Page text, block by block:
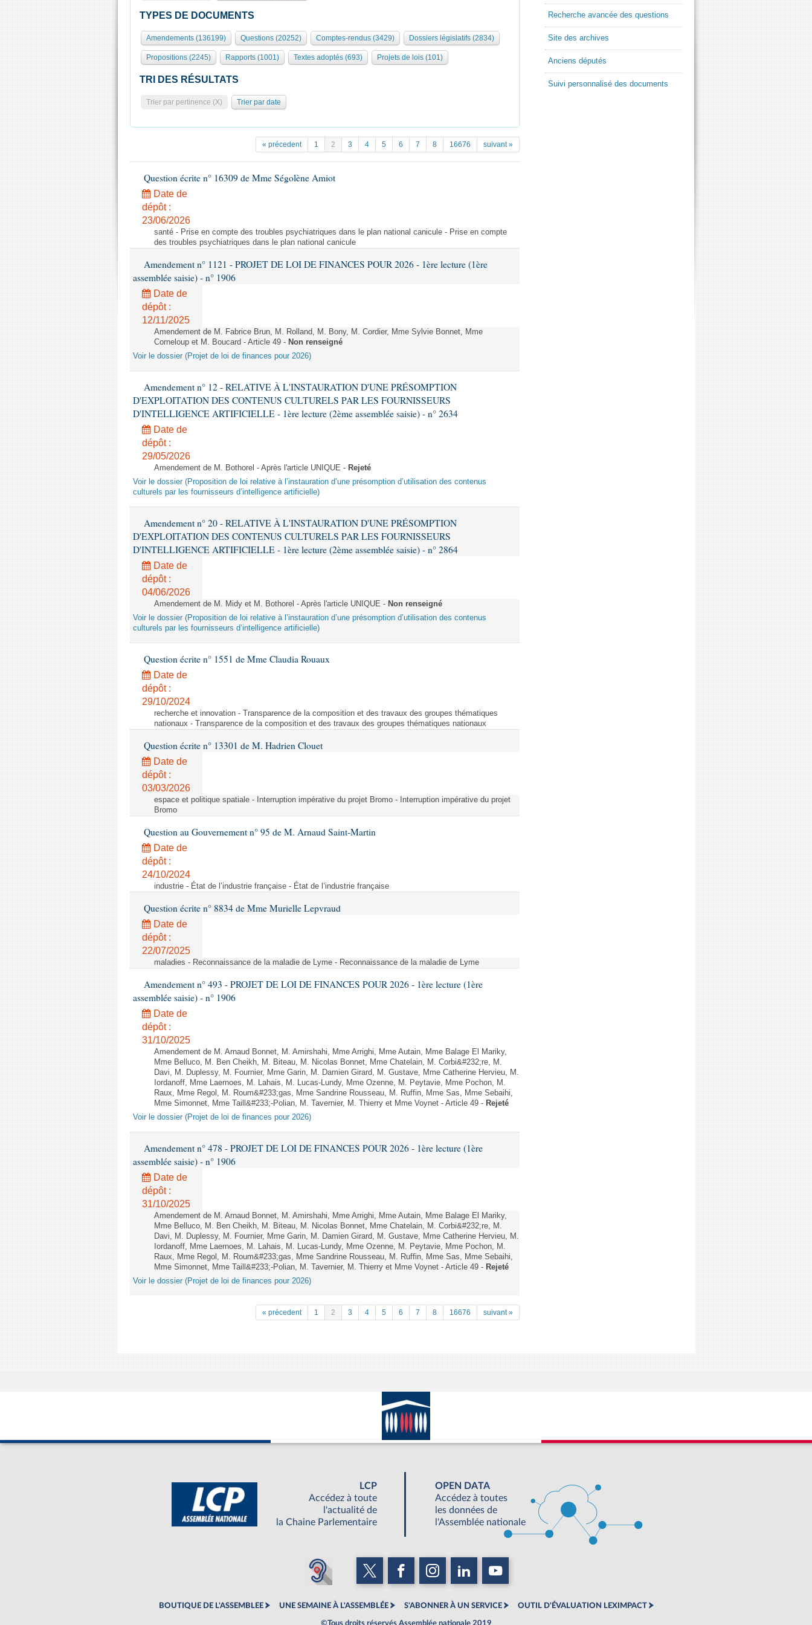
TYPES DE DOCUMENTS
Amendements (136199) Questions (20252) Comptes-rendus (3429) Dossiers législatifs (2834)
Propositions (2245) Rapports (1001) Textes adoptés (693) Projets de lois (101)
TRI DES RÉSULTATS
Trier par pertinence (X) Trier par date
« précedent 1 2 3 4 5 6 7 8 16676 suivant »
Question écrite n° 16309 de Mme Ségolène Amiot
Date de
dépôt :
23/06/2026
santé - Prise en compte des troubles psychiatriques dans le plan national canicule - Prise en compte
des troubles psychiatriques dans le plan national canicule
Amendement n° 1121 - PROJET DE LOI DE FINANCES POUR 2026 - 1ère lecture (1ère
assemblée saisie) - n° 1906
Date de
dépôt :
12/11/2025
Amendement de M. Fabrice Brun, M. Rolland, M. Bony, M. Cordier, Mme Sylvie Bonnet, Mme
Corneloup et M. Boucard - Article 49 - Non renseigné
Voir le dossier (Projet de loi de finances pour 2026)
Amendement n° 12 - RELATIVE À L'INSTAURATION D'UNE PRÉSOMPTION
D'EXPLOITATION DES CONTENUS CULTURELS PAR LES FOURNISSEURS
D'INTELLIGENCE ARTIFICIELLE - 1ère lecture (2ème assemblée saisie) - n° 2634
Date de
dépôt :
29/05/2026
Amendement de M. Bothorel - Après l'article UNIQUE - Rejeté
Voir le dossier (Proposition de loi relative à l’instauration d’une présomption d’utilisation des contenus
culturels par les fournisseurs d’intelligence artificielle)
Amendement n° 20 - RELATIVE À L'INSTAURATION D'UNE PRÉSOMPTION
D'EXPLOITATION DES CONTENUS CULTURELS PAR LES FOURNISSEURS
D'INTELLIGENCE ARTIFICIELLE - 1ère lecture (2ème assemblée saisie) - n° 2864
Date de
dépôt :
04/06/2026
Amendement de M. Midy et M. Bothorel - Après l'article UNIQUE - Non renseigné
Voir le dossier (Proposition de loi relative à l’instauration d’une présomption d’utilisation des contenus
culturels par les fournisseurs d’intelligence artificielle)
Question écrite n° 1551 de Mme Claudia Rouaux
Date de
dépôt :
29/10/2024
recherche et innovation - Transparence de la composition et des travaux des groupes thématiques
nationaux - Transparence de la composition et des travaux des groupes thématiques nationaux
Question écrite n° 13301 de M. Hadrien Clouet
Date de
dépôt :
03/03/2026
espace et politique spatiale - Interruption impérative du projet Bromo - Interruption impérative du projet
Bromo
Question au Gouvernement n° 95 de M. Arnaud Saint-Martin
Date de
dépôt :
24/10/2024
industrie - État de l’industrie française - État de l’industrie française
Question écrite n° 8834 de Mme Murielle Lepvraud
Date de
dépôt :
22/07/2025
maladies - Reconnaissance de la maladie de Lyme - Reconnaissance de la maladie de Lyme
Amendement n° 493 - PROJET DE LOI DE FINANCES POUR 2026 - 1ère lecture (1ère
assemblée saisie) - n° 1906
Date de
dépôt :
31/10/2025
Amendement de M. Arnaud Bonnet, M. Amirshahi, Mme Arrighi, Mme Autain, Mme Balage El Mariky,
Mme Belluco, M. Ben Cheikh, M. Biteau, M. Nicolas Bonnet, Mme Chatelain, M. Corbi&#232;re, M.
Davi, M. Duplessy, M. Fournier, Mme Garin, M. Damien Girard, M. Gustave, Mme Catherine Hervieu, M.
Iordanoff, Mme Laernoes, M. Lahais, M. Lucas-Lundy, Mme Ozenne, M. Peytavie, Mme Pochon, M.
Raux, Mme Regol, M. Roum&#233;gas, Mme Sandrine Rousseau, M. Ruffin, Mme Sas, Mme Sebaihi,
Mme Simonnet, Mme Taill&#233;-Polian, M. Tavernier, M. Thierry et Mme Voynet - Article 49 - Rejeté
Voir le dossier (Projet de loi de finances pour 2026)
Amendement n° 478 - PROJET DE LOI DE FINANCES POUR 2026 - 1ère lecture (1ère
assemblée saisie) - n° 1906
Date de
dépôt :
31/10/2025
Amendement de M. Arnaud Bonnet, M. Amirshahi, Mme Arrighi, Mme Autain, Mme Balage El Mariky,
Mme Belluco, M. Ben Cheikh, M. Biteau, M. Nicolas Bonnet, Mme Chatelain, M. Corbi&#232;re, M.
Davi, M. Duplessy, M. Fournier, Mme Garin, M. Damien Girard, M. Gustave, Mme Catherine Hervieu, M.
Iordanoff, Mme Laernoes, M. Lahais, M. Lucas-Lundy, Mme Ozenne, M. Peytavie, Mme Pochon, M.
Raux, Mme Regol, M. Roum&#233;gas, Mme Sandrine Rousseau, M. Ruffin, Mme Sas, Mme Sebaihi,
Mme Simonnet, Mme Taill&#233;-Polian, M. Tavernier, M. Thierry et Mme Voynet - Article 49 - Rejeté
Voir le dossier (Projet de loi de finances pour 2026)
« précedent 1 2 3 4 5 6 7 8 16676 suivant »
Recherche avancée des questions
Site des archives
Anciens députés
Suivi personnalisé des documents
LCP
Accédez à toute
l'actualité de
la Chaine Parlementaire
OPEN DATA
Accédez à toutes
les données de
l'Assemblée nationale
BOUTIQUE DE L'ASSEMBLEE UNE SEMAINE À L'ASSEMBLÉE S'ABONNER À UN SERVICE OUTIL D'ÉVALUATION LEXIMPACT
©Tous droits réservés Assemblée nationale 2019